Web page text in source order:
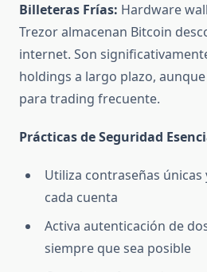
Billeteras Frías: Hardware
Trezor almacenan Bitcoin
internet. Son
holdings a largo plazo,
para trading frecuente.
Prácticas de Seguridad
Utiliza contraseñas únicas
cada cuenta
Activa autenticación de
siempre que sea posible